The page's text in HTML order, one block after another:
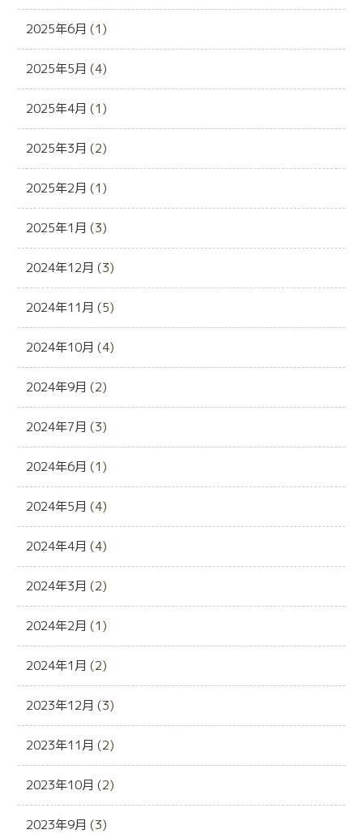
2025年6月 (1)
2025年5月 (4)
2025年4月 (1)
2025年3月 (2)
2025年2月 (1)
2025年1月 (3)
2024年12月 (3)
2024年11月 (5)
2024年10月 (4)
2024年9月 (2)
2024年7月 (3)
2024年6月 (1)
2024年5月 (4)
2024年4月 (4)
2024年3月 (2)
2024年2月 (1)
2024年1月 (2)
2023年12月 (3)
2023年11月 (2)
2023年10月 (2)
2023年9月 (3)